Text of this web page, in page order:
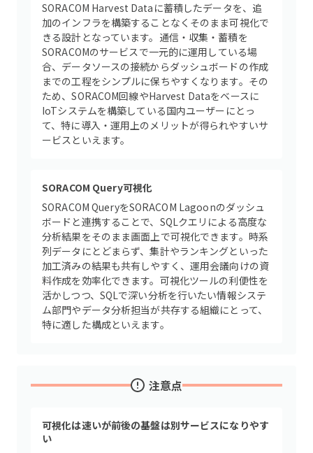
SORACOM Harvest Dataに蓄積したデータを、追
加のインフラを構築することなくそのまま可視化で
きる設計となっています。通信・収集・蓄積を
SORACOMのサービスで一元的に運用している場
合、データソースの接続からダッシュボードの作成
までの工程をシンプルに保ちやすくなります。その
ため、SORACOM回線やHarvest Dataをベースに
IoTシステムを構築している国内ユーザーにとっ
て、特に導入・運用上のメリットが得られやすいサ
ービスといえます。
SORACOM Query可視化
SORACOM QueryをSORACOM Lagoonのダッシュ
ボードと連携することで、SQLクエリによる高度な
分析結果をそのまま画面上で可視化できます。時系
列データにとどまらず、集計やランキングといった
加工済みの結果も共有しやすく、運用会議向けの資
料作成を効率化できます。可視化ツールの利便性を
活かしつつ、SQLで深い分析を行いたい情報システ
ム部門やデータ分析担当が共存する組織にとって、
特に適した構成といえます。
注意点
可視化は速いが前後の基盤は別サービスになりやす
い